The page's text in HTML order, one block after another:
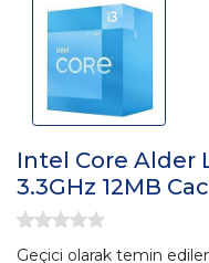
Intel Core Alder
3.3GHz 12MB
Geçici olarak temin